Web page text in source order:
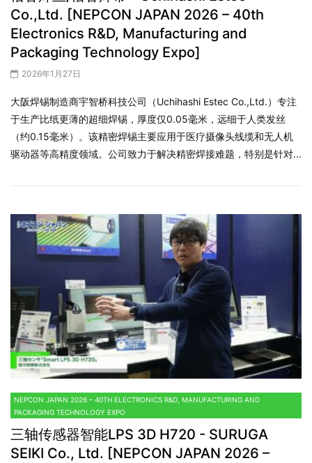
Co.,Ltd. [NEPCON JAPAN 2026 – 40th
Electronics R&D, Manufacturing and
Packaging Technology Expo]
2026年1月27日
大阪焊锡制造商宇智桥科技公司（Uchihashi Estec Co.,Ltd.）专注
于生产比纸更薄的超细焊锡，厚度仅0.05毫米，远细于人类发丝
（约0.15毫米）。该精密焊锡主要应用于医疗摄像头线缆和无人机
驱动器等高精度领域。公司致力于解决精密焊接难题，特别是针对...
NEPCON JAPAN 2026 – 40TH ELECTRONICS R&D, MANUFACTURING AND
PACKAGING TECHNOLOGY EXPO
三轴传感器智能LPS 3D H720 - SURUGA
SEIKI Co., Ltd. [NEPCON JAPAN 2026 –